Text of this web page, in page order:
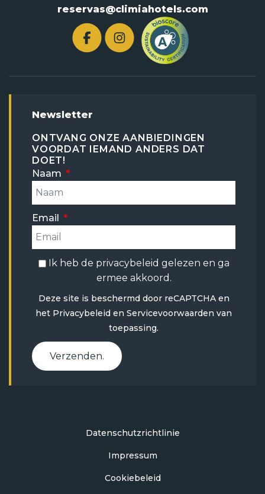
reservas@climiahotels.com
Newsletter
ONTVANG ONZE AANBIEDINGEN
VOORDAT IEMAND ANDERS DAT
DOET!
Naam
Email
Ik heb de privacybeleid gelezen en ga
ermee akkoord.
Deze site is beschermd door reCAPTCHA en
het Privacybeleid en Servicevoorwaarden van
toepassing.
Verzenden.
Datenschutzrichtlinie
Impressum
Cookiebeleid